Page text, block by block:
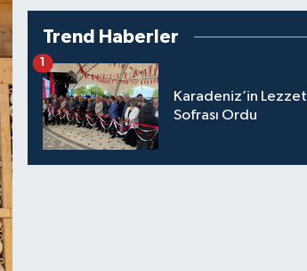
Trend Haberler
Karadeniz’in Lezzet
Sofrası Ordu
1